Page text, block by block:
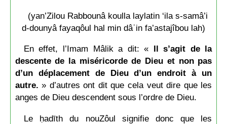
(yan’Zilou Rabbounâ koulla laylatin ‘ila s-samâ’i
d-dounyâ fayaqôul hal min dâʿin fa’astajîbou lah)
En effet, l’Imam Mâlik a dit: « Il s’agit de la
descente de la miséricorde de Dieu et non pas
d’un déplacement de Dieu d’un endroit à un
autre. » d’autres ont dit que cela veut dire que les
anges de Dieu descendent sous l’ordre de Dieu.
Le ḥadīth du nouZôul signifie donc que les